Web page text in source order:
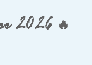
2026 🔥